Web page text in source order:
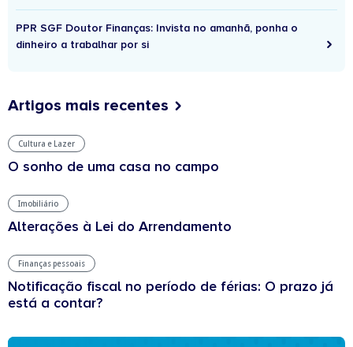
PPR SGF Doutor Finanças: Invista no amanhã, ponha o
dinheiro a trabalhar por si
Artigos mais recentes
Cultura e Lazer
O sonho de uma casa no campo
Imobiliário
Alterações à Lei do Arrendamento
Finanças pessoais
Notificação fiscal no período de férias: O prazo já
está a contar?